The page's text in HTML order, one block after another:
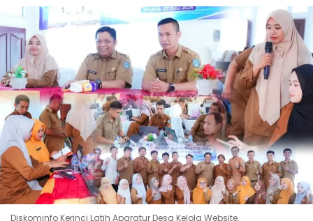
Diskominfo Kerinci Latih Aparatur Desa Kelola Website.